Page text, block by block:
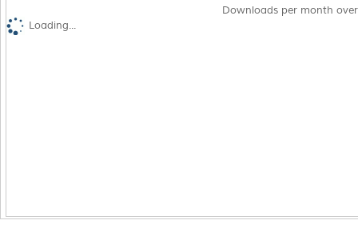
Downloads per month
Loading...